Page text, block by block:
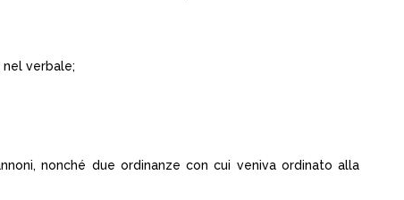
verbale;
nonché due ordinanze con cui veniva ordinato alla